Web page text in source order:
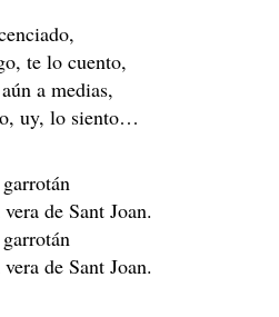
te lo cuento,
a medias,
uy, lo siento…
de Sant Joan.
de Sant Joan.